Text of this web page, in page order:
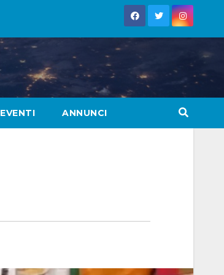
EVENTI ANNUNCI